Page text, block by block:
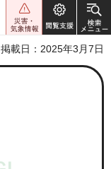
掲載日：2025年3月7日